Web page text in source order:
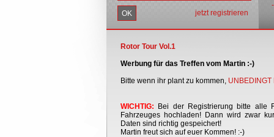
jetzt registrieren
Rotor Tour Vol.1
Werbung für das Treffen vom Martin :-)
Bitte wenn ihr plant zu kommen,
WICHTIG: Bei der Registrierung bitte alle
Fahrzeuges hochladen! Dann wird zwar
Daten sind richtig gespeichert!
Martin freut sich auf euer Kommen! :-)